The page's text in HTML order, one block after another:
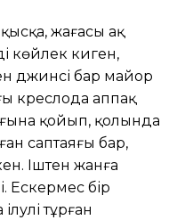
жағасы ақ
көйлек киген,
джинсі бар майор
креслода аппақ
қойып, қолында
саптаяғы бар,
Іштен жанға
Ескермес бір
тұрған